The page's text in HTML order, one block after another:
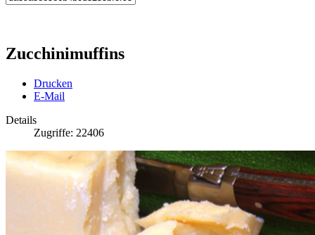
Zucchinimuffins
Drucken
E-Mail
Details
Zugriffe: 22406